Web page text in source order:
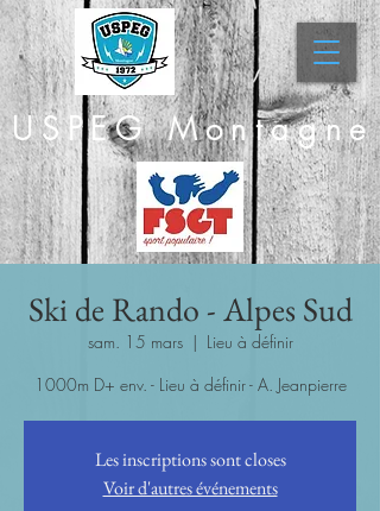
USPEG Montagne
Ski de Rando - Alpes Sud
sam. 15 mars
  |
Lieu à définir
1000m D+ env. - Lieu à définir - A. Jeanpierre
Les inscriptions sont closes
Voir d'autres événements